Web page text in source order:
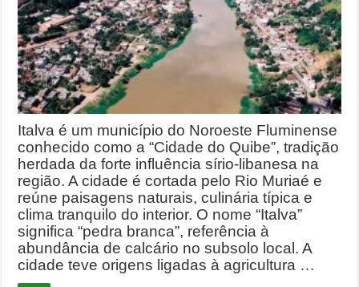
Italva é um município do Noroeste Fluminense
conhecido como a “Cidade do Quibe”, tradição
herdada da forte influência sírio-libanesa na
região. A cidade é cortada pelo Rio Muriaé e
reúne paisagens naturais, culinária típica e
clima tranquilo do interior. O nome “Italva”
significa “pedra branca”, referência à
abundância de calcário no subsolo local. A
cidade teve origens ligadas à agricultura …